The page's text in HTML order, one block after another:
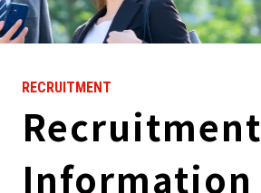
RECRUITMENT
Recruitment
Information